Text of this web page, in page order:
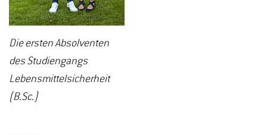
Die ersten Absolventen
des Studiengangs
Lebensmittelsicherheit
(B.Sc.)